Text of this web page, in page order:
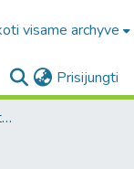
visame archyve
Prisijungti
5.3. Institucijų rinkiniai / Institutional collections